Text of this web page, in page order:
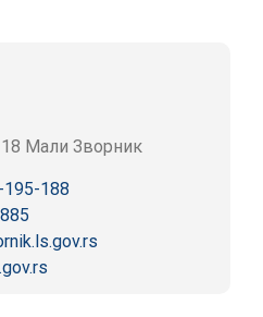
Мали Зворник
195-188